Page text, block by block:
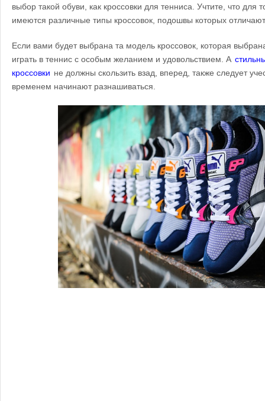
выбор такой обуви, как кроссовки для тенниса. Учтите, что для
имеются различные типы кроссовок, подошвы которых
Если вами будет выбрана та модель кроссовок, которая
играть в теннис с особым желанием и удовольствием. А
кроссовки не должны скользить взад, вперед, также следует
временем начинают разнашиваться.